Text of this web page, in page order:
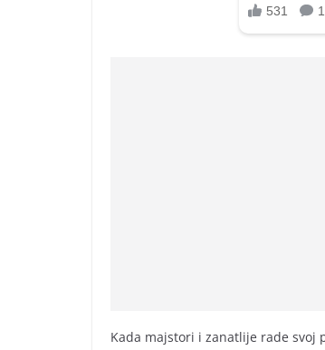
Kada majstori i zanatlije rade svoj